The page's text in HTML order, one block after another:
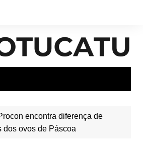
encontra diferença de
dos ovos de Páscoa